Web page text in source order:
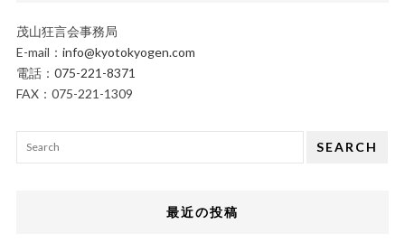
茂山狂言会事務局
E-mail： info@kyotokyogen.com
電話： 075-221-8371
FAX：075-221-1309
SEARCH
最近の投稿